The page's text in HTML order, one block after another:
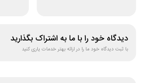
دیدگاه خود را با ما به اشتراک بگذارید
با ثبت دیدگاه خود ما را در ارائه بهتر خدمات یاری کنید